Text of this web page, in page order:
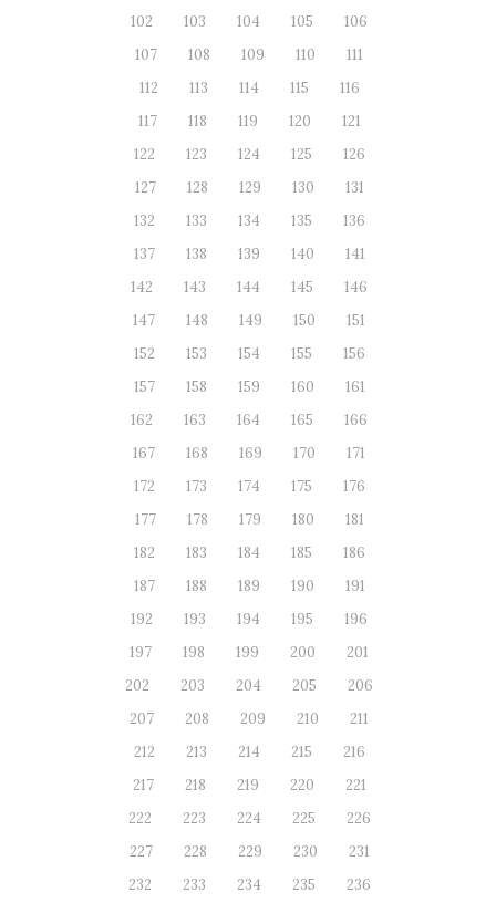
102
103 104 105
106
107
108 109 110
111
112
113 114 115
116
117
118 119 120
121
122
123 124 125
126
127
128 129 130
131
132
133 134 135
136
137
138 139 140
141
142
143 144 145
146
147
148 149 150
151
152
153 154 155
156
157
158 159 160
161
162
163 164 165
166
167
168 169 170
171
172
173 174 175
176
177
178 179 180
181
182
183 184 185
186
187
188 189 190
191
192
193 194 195
196
197
198 199 200
201
202
203 204 205
206
207
208 209 210
211
212
213 214 215
216
217
218 219 220
221
222
223 224 225
226
227
228 229 230
231
232
233 234 235
236